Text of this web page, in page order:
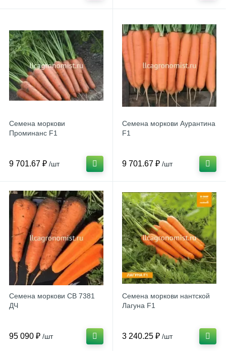
Семена моркови
Проминанс F1
9 701.67 ₽ /шт
Семена моркови Аурантина
F1
9 701.67 ₽ /шт
Семена моркови СВ 7381
ДЧ
95 090 ₽ /шт
Семена моркови нантской
Лагуна F1
3 240.25 ₽ /шт